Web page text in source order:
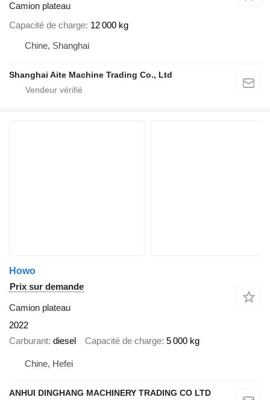
Camion plateau
Capacité de charge 12 000 kg
Chine, Shanghai
Shanghai Aite Machine Trading Co., Ltd
Howo
Prix sur demande
Camion plateau
2022
Carburant diesel Capacité de charge 5 000 kg
Chine, Hefei
ANHUI DINGHANG MACHINERY TRADING CO LTD